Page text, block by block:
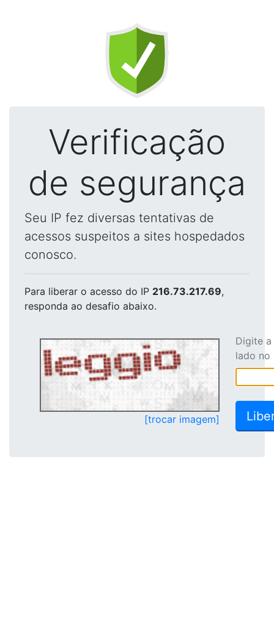
Verificação
de segurança
Seu IP fez diversas tentativas de
acessos suspeitos a sites hospedados
conosco.
Para liberar o acesso do IP 216.73.217.69,
responda ao desafio abaixo.
[trocar imagem]
Digite
lado no